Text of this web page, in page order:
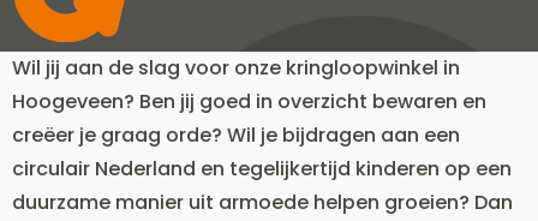
Wil jij aan de slag voor onze kringloopwinkel in
Hoogeveen? Ben jij goed in overzicht bewaren en
creëer je graag orde? Wil je bijdragen aan een
circulair Nederland en tegelijkertijd kinderen op een
duurzame manier uit armoede helpen groeien? Dan